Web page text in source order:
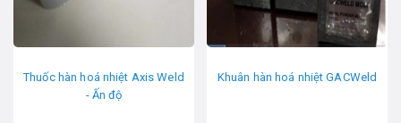
Thuốc hàn hoá nhiệt Axis Weld
- Ấn độ
Khuân hàn hoá nhiệt GACWeld